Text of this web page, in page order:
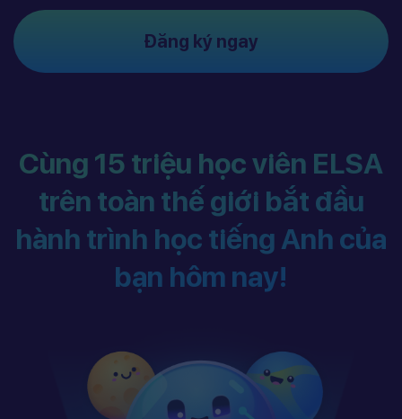
Đăng ký ngay
Cùng 15 triệu học viên ELSA
trên toàn thế giới bắt đầu
hành trình học tiếng Anh của
bạn hôm nay!